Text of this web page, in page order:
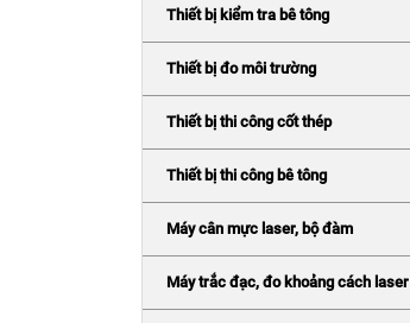
Thiết bị kiểm tra bê tông
Thiết bị đo môi trường
Thiết bị thi công cốt thép
Thiết bị thi công bê tông
Máy cân mực laser, bộ đàm
Máy trắc đạc, đo khoảng cách laser